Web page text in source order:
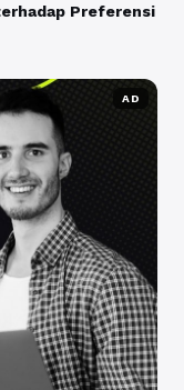
Preferensi
AD